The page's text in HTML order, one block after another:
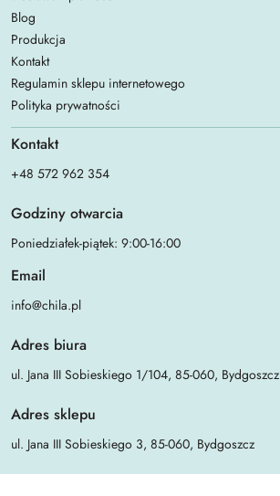
Blog
Produkcja
Kontakt
Regulamin sklepu internetowego
Polityka prywatności
Kontakt
+48 572 962 354
Godziny otwarcia
Poniedziałek-piątek: 9:00-16:00
Email
info@chila.pl
Adres biura
ul. Jana III Sobieskiego 1/104, 85-060, Bydgoszcz
Adres sklepu
ul. Jana III Sobieskiego 3, 85-060, Bydgoszcz